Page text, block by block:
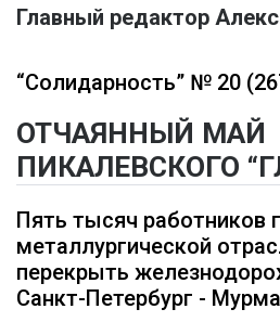
Главный редактор
“Солидарность” № 20
ОТЧАЯННЫЙ МАЙ
ПИКАЛЕВСКОГО
Пять тысяч работников
металлургической
перекрыть
Санкт-Петербург -